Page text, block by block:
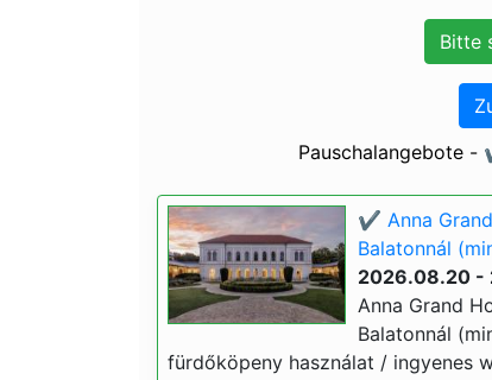
Pauschalangebote
✔️ Anna
Balatonnál
2026.08.20 -
Anna Grand
Balatonnál
fürdőköpeny használat / ingyenes